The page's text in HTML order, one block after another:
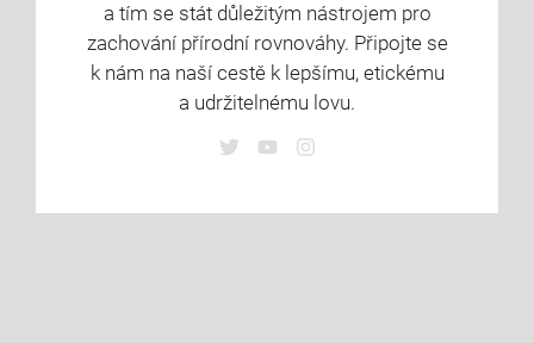
a tím se stát důležitým nástrojem pro
zachování přírodní rovnováhy. Připojte se
k nám na naší cestě k lepšímu, etickému
a udržitelnému lovu.